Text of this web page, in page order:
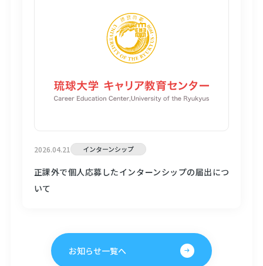
2026.04.21 インターンシップ
正課外で個人応募したインターンシップの届出につ
いて
お知らせ一覧へ